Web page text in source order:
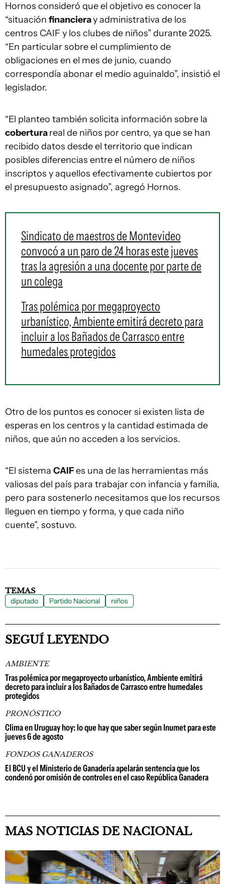
Hornos consideró que el objetivo es conocer la
“situación financieray administrativa de los
centros CAIF y los clubes de niños” durante 2025.
“En particular sobre el cumplimiento de
obligaciones en el mes de junio, cuando
correspondía abonar el medio aguinaldo”, insistió el
legislador.
“El planteo también solicita información sobre la
coberturareal de niños por centro, ya que se han
recibido datos desde el territorio que indican
posibles diferencias entre el número de niños
inscriptos y aquellos efectivamente cubiertos por
el presupuesto asignado”, agregó Hornos.
Sindicato de maestros de Montevideo
convocó a un paro de 24 horas este jueves
tras la agresión a una docente por parte de
un colega
Tras polémica por megaproyecto
urbanístico, Ambiente emitirá decreto para
incluir a los Bañados de Carrasco entre
humedales protegidos
Otro de los puntos es conocer si existen lista de
esperas en los centros y la cantidad estimada de
niños, que aún no acceden a los servicios.
“El sistema CAIFes una de las herramientas más
valiosas del país para trabajar con infancia y familia,
pero para sostenerlo necesitamos que los recursos
lleguen en tiempo y forma, y que cada niño
cuente”, sostuvo.
TEMAS
diputado Partido Nacional niños
SEGUÍ LEYENDO
AMBIENTE
Tras polémica por megaproyecto urbanístico, Ambiente emitirá
decreto para incluir a los Bañados de Carrasco entre humedales
protegidos
PRONÓSTICO
Clima en Uruguay hoy: lo que hay que saber según Inumet para este
jueves 6 de agosto
FONDOS GANADEROS
El BCU y el Ministerio de Ganadería apelarán sentencia que los
condenó por omisión de controles en el caso República Ganadera
MAS NOTICIAS DE NACIONAL